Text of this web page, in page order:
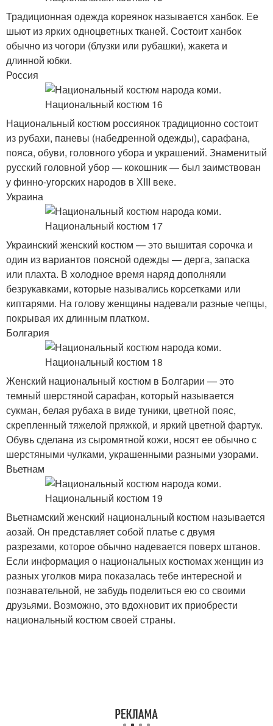
Традиционная одежда кореянок называется ханбок. Ее
шьют из ярких одноцветных тканей. Состоит ханбок
обычно из чогори (блузки или рубашки), жакета и
длинной юбки.
Россия
Национальный костюм россиянок традиционно состоит
из рубахи, паневы (набедренной одежды), сарафана,
пояса, обуви, головного убора и украшений. Знаменитый
русский головной убор — кокошник — был заимствован
у финно-угорских народов в ХІІІ веке.
Украина
Украинский женский костюм — это вышитая сорочка и
один из вариантов поясной одежды — дерга, запаска
или плахта. В холодное время наряд дополняли
безрукавками, которые назывались корсетками или
киптарями. На голову женщины надевали разные чепцы,
покрывая их длинным платком.
Болгария
Женский национальный костюм в Болгарии — это
темный шерстяной сарафан, который называется
сукман, белая рубаха в виде туники, цветной пояс,
скрепленный тяжелой пряжкой, и яркий цветной фартук.
Обувь сделана из сыромятной кожи, носят ее обычно с
шерстяными чулками, украшенными разными узорами.
Вьетнам
Вьетнамский женский национальный костюм называется
аозай. Он представляет собой платье с двумя
разрезами, которое обычно надевается поверх штанов.
Если информация о национальных костюмах женщин из
разных уголков мира показалась тебе интересной и
познавательной, не забудь поделиться ею со своими
друзьями. Возможно, это вдохновит их приобрести
национальный костюм своей страны.